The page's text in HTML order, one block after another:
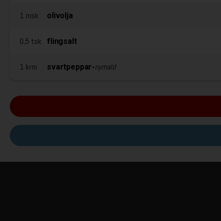
1 msk olivolja
0,5 tsk flingsalt
1 krm svartpeppar-nymald